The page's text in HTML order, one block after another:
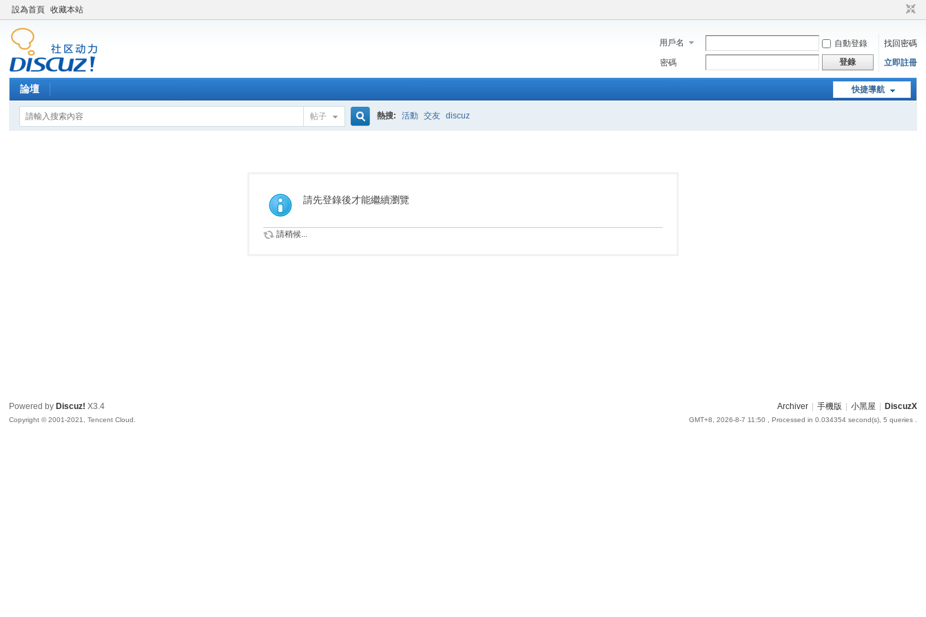
設為首頁 收藏本站
用戶名 自動登錄
找回密碼
密碼
登錄 立即註冊
快捷導航
論壇
帖子
索
熱搜: 活動 交友 discuz
請先登錄後才能繼續瀏覽
請稍候...
Archiver 手機版 小黑屋 DiscuzX
GMT+8, 2026-8-7 11:50 , Processed in 0.034354 second(s), 5 queries .
Powered by Discuz! X3.4
Copyright © 2001-2021, Tencent Cloud.